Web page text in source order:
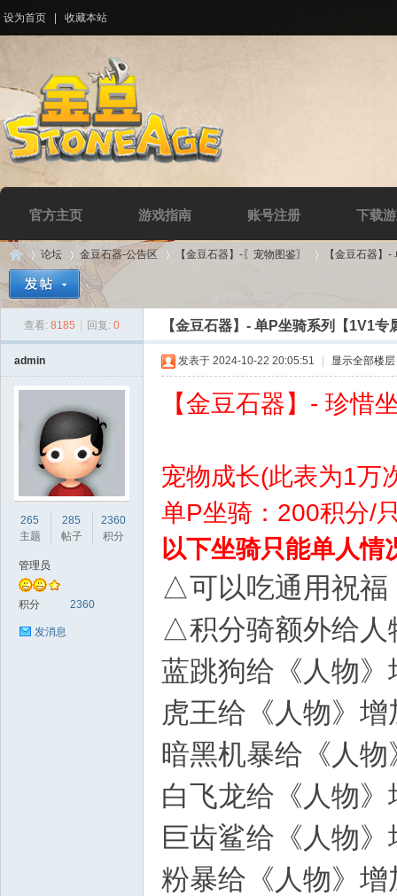
设为首页 收藏本站
官方主页 游戏指南 账号注册 下载
»
论坛
›
金豆石器-公告区 【金豆石器】-〖宠物图鉴〗
›
【金豆石器】
查看: 8185 回复: 0 【金豆石器】- 单P坐骑系列【1V1专
admin
265
主题
285
帖子
2360
积分
管理员
积分 2360
发消息
发表于 2024-10-22 20:05:51 显示全部楼层
【金豆石器】- 珍惜
宠物成长(此表为1万
单P坐骑：200积分
以下坐骑只能单人情
△可以吃通用祝福
△积分骑额外给人
蓝跳狗给《人物》
虎王给《人物》增
暗黑机暴给《人物
白飞龙给《人物》
巨齿鲨给《人物》
粉暴给《人物》增